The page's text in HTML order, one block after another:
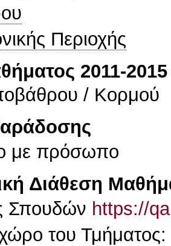
Περιοχής
2011-2015
/ Κορμού
με πρόσωπο
Διάθεση
Σπουδών https://
του Τμήματος: